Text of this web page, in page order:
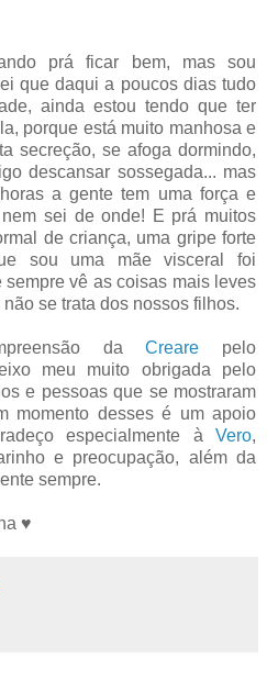
prá ficar bem, mas sou
que daqui a poucos dias tudo
ainda estou tendo que ter
porque está muito manhosa e
secreção, se afoga dormindo,
descansar sossegada... mas
a gente tem uma força e
sei de onde! E prá muitos
de criança, uma gripe forte
sou uma mãe visceral foi
vê as coisas mais leves
se trata dos nossos filhos.
daCreare pelo
meu muito obrigada pelo
e pessoas que se mostraram
momento desses é um apoio
especialmente à Vero,
e preocupação, além da
sempre.
♥